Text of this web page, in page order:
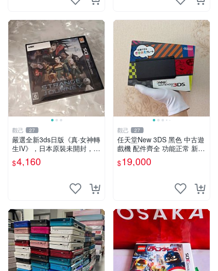
觀己 27
嚴選全新3ds日版《真·女神轉
生IV》，日本原裝未開封，附
原廠袋，收藏佳品 記憶卡 測
試良好 日本直送 3ds 真女神
$4,160
觀己 27
任天堂New 3DS 黑色 中古遊
戲機 配件齊全 功能正常 新小
三 日版 中古任天堂3DS 黑色
配件齊全 良品 白屏 任天堂N
$19,000